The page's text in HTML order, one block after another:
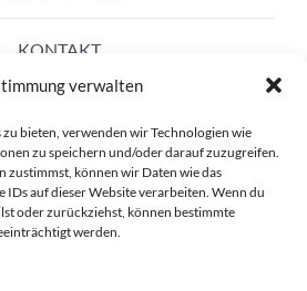
verwalten
bieten, verwenden wir Technologien wie
zu speichern und/oder darauf zuzugreifen.
zustimmst, können wir Daten wie das
auf dieser Website verarbeiten. Wenn du
oder zurückziehst, können bestimmte
werden.
KONTAKT